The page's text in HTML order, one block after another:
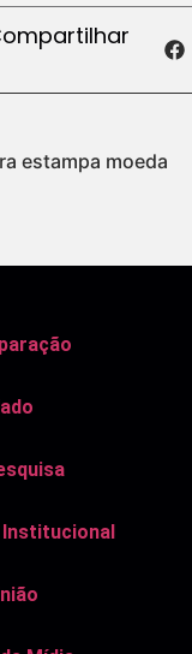
estampa moeda
Institucional